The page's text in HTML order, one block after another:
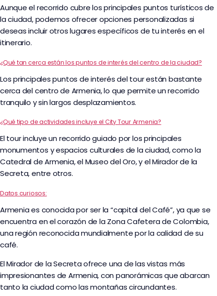
Aunque el recorrido cubre los principales puntos turísticos de
la ciudad, podemos ofrecer opciones personalizadas si
deseas incluir otros lugares específicos de tu interés en el
itinerario.
¿Qué tan cerca están los puntos de interés del centro de la ciudad?
Los principales puntos de interés del tour están bastante
cerca del centro de Armenia, lo que permite un recorrido
tranquilo y sin largos desplazamientos.
¿Qué tipo de actividades incluye el City Tour Armenia?
El tour incluye un recorrido guiado por los principales
monumentos y espacios culturales de la ciudad, como la
Catedral de Armenia, el Museo del Oro, y el Mirador de la
Secreta, entre otros.
Datos curiosos:
Armenia es conocida por ser la “capital del Café”, ya que se
encuentra en el corazón de la Zona Cafetera de Colombia,
una región reconocida mundialmente por la calidad de su
café.
El Mirador de la Secreta ofrece una de las vistas más
impresionantes de Armenia, con panorámicas que abarcan
tanto la ciudad como las montañas circundantes.